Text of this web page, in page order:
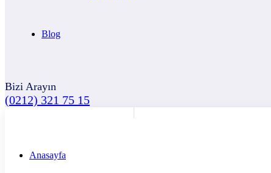
Blog
Bizi Arayın
(0212) 321 75 15
Anasayfa